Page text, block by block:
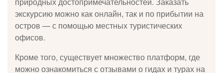
экскурсию можно как онлайн, так и по прибытии на
остров — с помощью местных туристических
офисов.
Кроме того, существует множество платформ, где
можно ознакомиться с отзывами о гидах и турах на